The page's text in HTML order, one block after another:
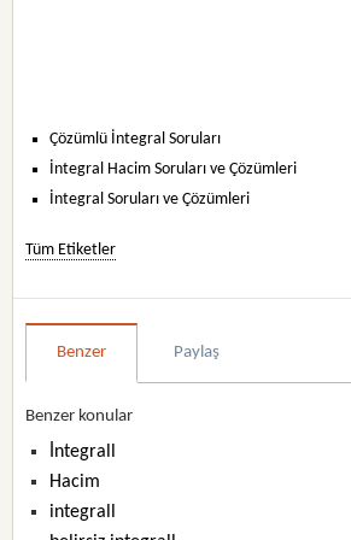
Çözümlü İntegral Soruları
İntegral Hacim Soruları ve Çözümleri
İntegral Soruları ve Çözümleri
Tüm Etiketler
Benzer Paylaş
Benzer konular
İntegrall
Hacim
integrall